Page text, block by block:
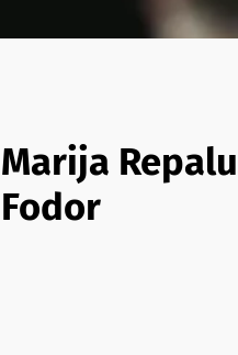
Marija
Fodor